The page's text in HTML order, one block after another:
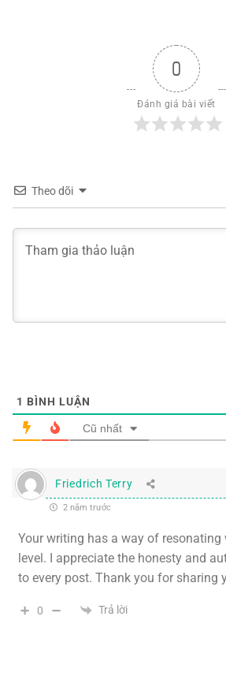
0
Đánh giá bài viết
Theo dõi
1 BÌNH LUẬN
Cũ nhất
Friedrich Terry
2 năm trước
Your writing has a way of resonating
level. I appreciate the honesty and
to every post. Thank you for sharing
0 Trả lời